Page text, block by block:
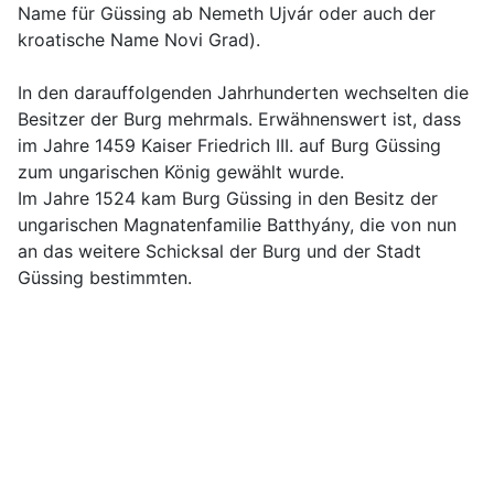
Name für Güssing ab Nemeth Ujvár oder auch der
kroatische Name Novi Grad).
In den darauffolgenden Jahrhunderten wechselten die
Besitzer der Burg mehrmals. Erwähnenswert ist, dass
im Jahre 1459 Kaiser Friedrich III. auf Burg Güssing
zum ungarischen König gewählt wurde.
Im Jahre 1524 kam Burg Güssing in den Besitz der
ungarischen Magnatenfamilie Batthyány, die von nun
an das weitere Schicksal der Burg und der Stadt
Güssing bestimmten.